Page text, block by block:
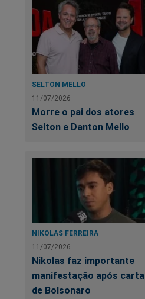
SELTON MELLO
11/07/2026
Morre o pai dos atores
Selton e Danton Mello
NIKOLAS FERREIRA
11/07/2026
Nikolas faz importante
manifestação após carta
de Bolsonaro